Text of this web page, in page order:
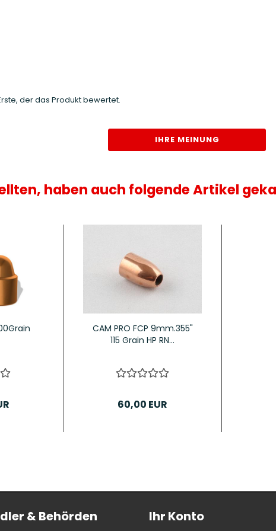
der das Produkt bewertet.
IHRE MEINUNG
haben auch folgende Artikel
CAM PRO FCP 9mm.355"
115 Grain HP RN...
60,00 EUR
& Behörden Ihr Konto